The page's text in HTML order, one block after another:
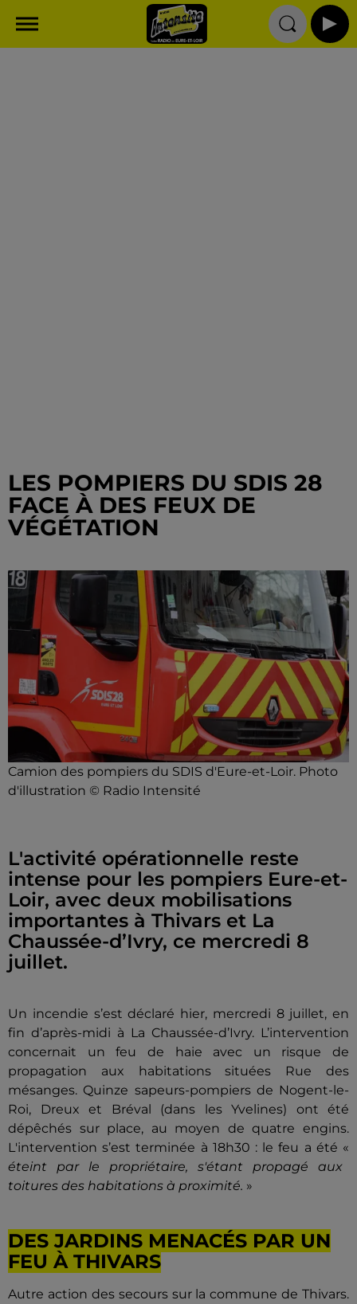
LES POMPIERS DU SDIS 28
FACE À DES FEUX DE
VÉGÉTATION
Camion des pompiers du SDIS d'Eure-et-Loir. Photo
d'illustration © Radio Intensité
L'activité opérationnelle reste
intense pour les pompiers Eure-et-
Loir, avec deux mobilisations
importantes à Thivars et La
Chaussée-d’Ivry, ce mercredi 8
juillet.
Un incendie s’est déclaré hier, mercredi 8 juillet, en
fin d’après-midi à La Chaussée-d’Ivry. L’intervention
concernait un feu de haie avec un risque de
propagation aux habitations situées Rue des
mésanges. Quinze sapeurs-pompiers de Nogent-le-
Roi, Dreux et Bréval (dans les Yvelines) ont été
dépêchés sur place, au moyen de quatre engins.
L'intervention s’est terminée à 18h30 : le feu a été «
éteint par le propriétaire, s'étant propagé aux
toitures des habitations à proximité. »
DES JARDINS MENACÉS PAR UN
FEU À THIVARS
Autre action des secours sur la commune de Thivars.